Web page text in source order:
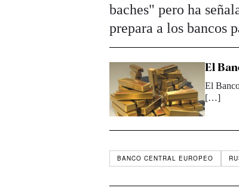
baches" pero ha
prepara a los bancos
El
El
[…]
BANCO CENTRAL EUROPEO